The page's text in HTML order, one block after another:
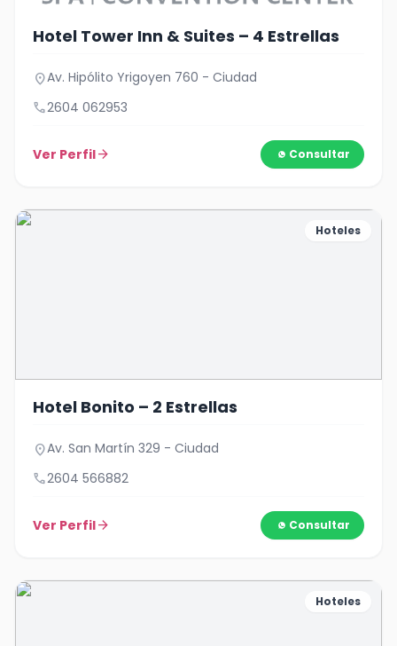
Hotel Tower Inn & Suites – 4 Estrellas
location_onAv. Hipólito Yrigoyen 760 - Ciudad
call2604 062953
Ver Perfilarrow_forward Consultar
Hoteles
Hotel Bonito – 2 Estrellas
location_onAv. San Martín 329 - Ciudad
call2604 566882
Ver Perfilarrow_forward Consultar
Hoteles